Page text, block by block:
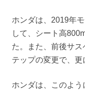
ホンダは、2019年
して、シート高
た。また、前後サ
テップの変更で、更
ホンダは、このよ